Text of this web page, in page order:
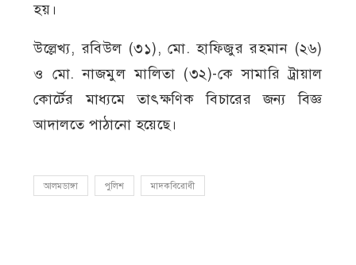
হয়।
উল্লেখ্য, রবিউল (৩১), মো. হাফিজুর রহমান (২৬)
ও মো. নাজমুল মালিতা (৩২)-কে সামারি ট্রায়াল
কোর্টের মাধ্যমে তাৎক্ষণিক বিচারের জন্য বিজ্ঞ
আদালতে পাঠানো হয়েছে।
আলমডাঙ্গা পুলিশ মাদকবিরোধী